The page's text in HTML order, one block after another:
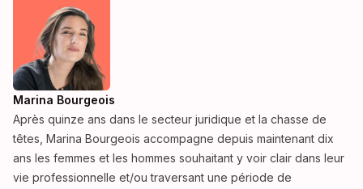
Marina Bourgeois
Après quinze ans dans le secteur juridique et la chasse de
têtes, Marina Bourgeois accompagne depuis maintenant dix
ans les femmes et les hommes souhaitant y voir clair dans leur
vie professionnelle et/ou traversant une période de